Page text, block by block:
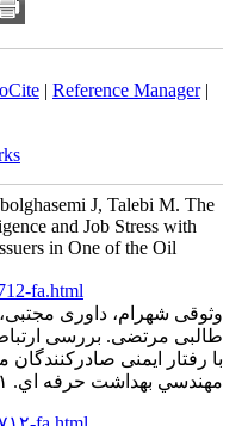
|Medlars|ProCite|
Zotero
M, Ebrahimi H,
Emotional Intelligence and
Work Permit Issuers in
9 (1) : 4
article-1-712-fa.html
مجتبی، ابراهیمی حسین،
ارتباط میان هوش
مجوز کار در یکی از
۹ (۱) :۲۹-۳۶